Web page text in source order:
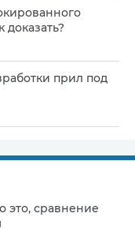
прил под
это, сравнение